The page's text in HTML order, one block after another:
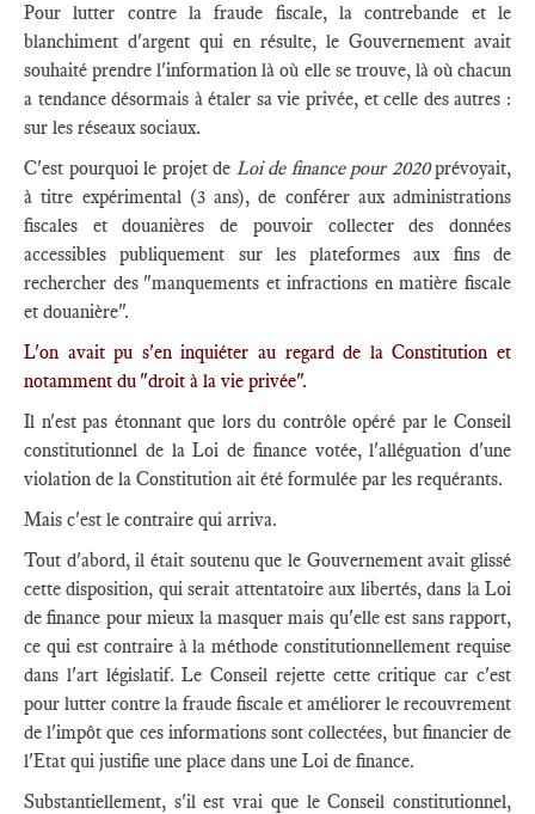
Pour lutter contre la fraude fiscale, la contrebande et le
blanchiment d'argent qui en résulte, le Gouvernement avait
souhaité prendre l'information là où elle se trouve, là où chacun
a tendance désormais à étaler sa vie privée, et celle des autres :
sur les réseaux sociaux.
C'est pourquoi le projet de Loi de finance pour 2020prévoyait,
à titre expérimental (3 ans), de conférer aux administrations
fiscales et douanières de pouvoir collecter des données
accessibles publiquement sur les plateformes aux fins de
rechercher des "manquements et infractions en matière fiscale
et douanière".
L'on avait pu s'en inquiéter au regard de la Constitution et
notamment du "droit à la vie privée".
Il n'est pas étonnant que lors du contrôle opéré par le Conseil
constitutionnel de la Loi de finance votée, l'alléguation d'une
violation de la Constitution ait été formulée par les requérants.
Mais c'est le contraire qui arriva.
Tout d'abord, il était soutenu que le Gouvernement avait glissé
cette disposition, qui serait attentatoire aux libertés, dans la Loi
de finance pour mieux la masquer mais qu'elle est sans rapport,
ce qui est contraire à la méthode constitutionnellement requise
dans l'art législatif. Le Conseil rejette cette critique car c'est
pour lutter contre la fraude fiscale et améliorer le recouvrement
de l'impôt que ces informations sont collectées, but financier de
l'Etat qui justifie une place dans une Loi de finance.
Substantiellement, s'il est vrai que le Conseil constitutionnel,